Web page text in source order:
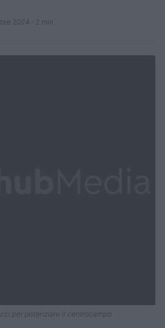
2024 · 2 min
per potenziare il centrocampo.